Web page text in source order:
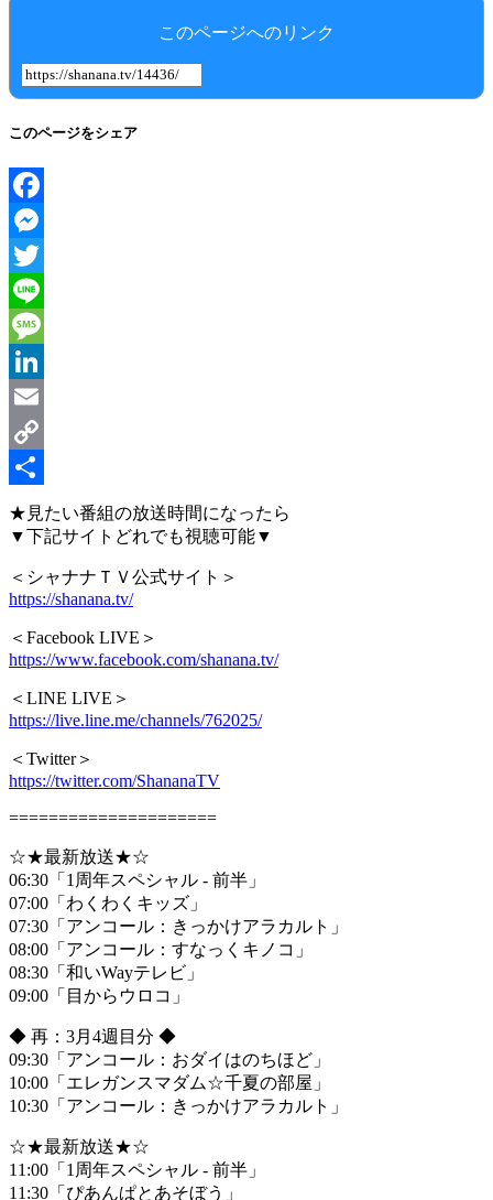
このページへのリンク
このページをシェア
Facebook
Messenger
Twitter
Line
Message
LinkedIn
Email
Copy
Link
共
有
★見たい番組の放送時間になったら
▼下記サイトどれでも視聴可能▼
＜シャナナＴＶ公式サイト＞
https://shanana.tv/
＜Facebook LIVE＞
https://www.facebook.com/shanana.tv/
＜LINE LIVE＞
https://live.line.me/channels/762025/
＜Twitter＞
https://twitter.com/ShananaTV
=====================
☆★最新放送★☆
06:30「1周年スペシャル - 前半」
07:00「わくわくキッズ」
07:30「アンコール：きっかけアラカルト」
08:00「アンコール：すなっくキノコ」
08:30「和いWayテレビ」
09:00「目からウロコ」
◆ 再：3月4週目分 ◆
09:30「アンコール：おダイはのちほど」
10:00「エレガンスマダム☆千夏の部屋」
10:30「アンコール：きっかけアラカルト」
☆★最新放送★☆
11:00「1周年スペシャル - 前半」
11:30「ぴあんぱとあそぼう」